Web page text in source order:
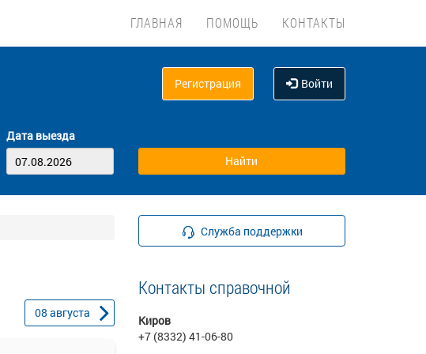
ГЛАВНАЯ ПОМОЩЬ КОНТАКТЫ
Регистрация Войти
Дата выезда
08 августа
Служба поддержки
Контакты справочной
Киров
+7 (8332) 41-06-80